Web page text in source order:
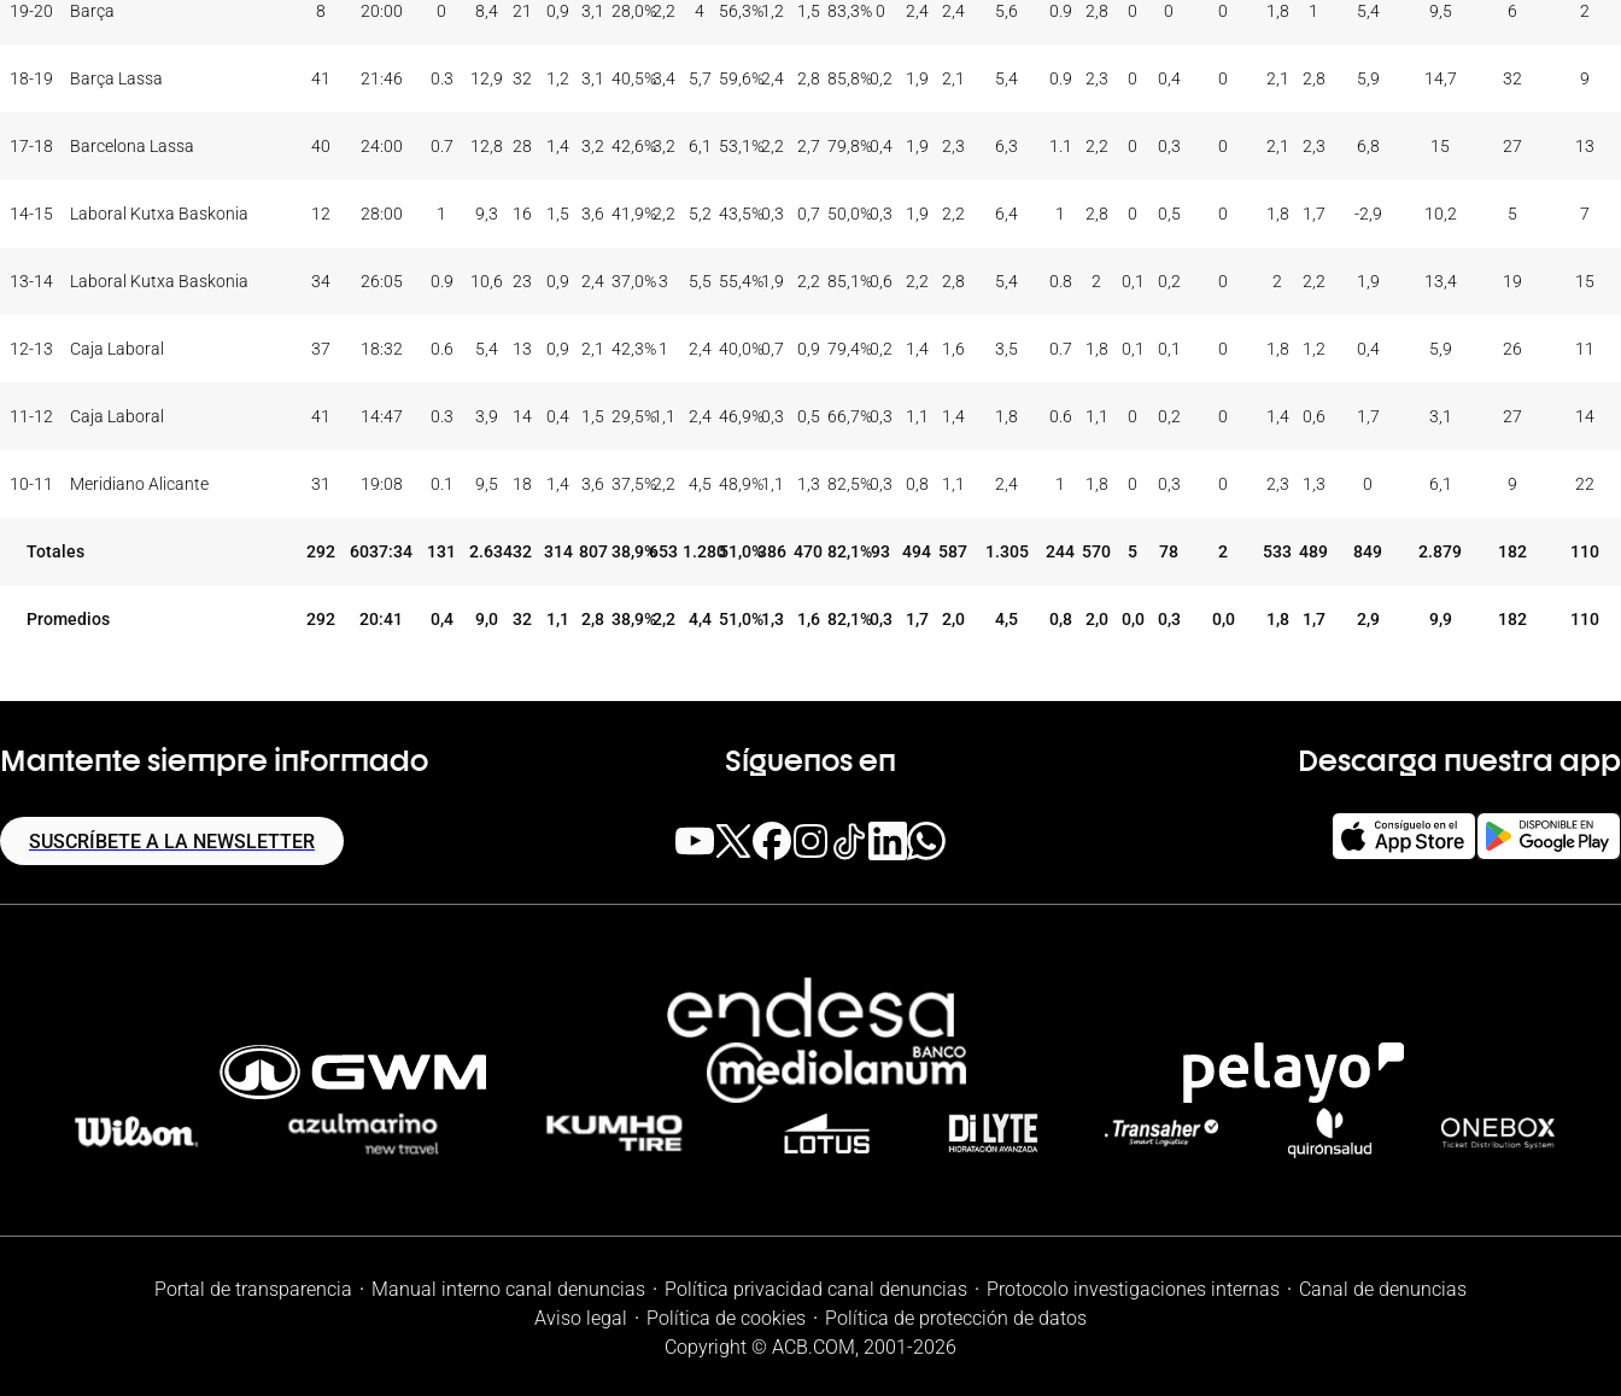
19-20 Barça 8 20:00 0 8,4 21 0,9 3,1 28,0%2,2 4 56,3%1,2 1,5 83,3%0 2,4 2,4 5,6 0.9 2,8 0 0 0 1,8 1 5,4 9,5 6 2
18-19 Barça Lassa 41 21:46 0.3 12,9 32 1,2 3,1 40,5%3,4 5,7 59,6%2,4 2,8 85,8%0,2 1,9 2,1 5,4 0.9 2,3 0 0,4 0 2,1 2,8 5,9 14,7 32 9
17-18 Barcelona Lassa 40 24:00 0.7 12,8 28 1,4 3,2 42,6%3,2 6,1 53,1%2,2 2,7 79,8%0,4 1,9 2,3 6,3 1.1 2,2 0 0,3 0 2,1 2,3 6,8 15 27 13
14-15 Laboral Kutxa Baskonia 12 28:00 1 9,3 16 1,5 3,6 41,9%2,2 5,2 43,5%0,3 0,7 50,0%0,3 1,9 2,2 6,4 1 2,8 0 0,5 0 1,8 1,7 -2,9 10,2 5 7
13-14 Laboral Kutxa Baskonia 34 26:05 0.9 10,6 23 0,9 2,4 37,0%3 5,5 55,4%1,9 2,2 85,1%0,6 2,2 2,8 5,4 0.8 2 0,1 0,2 0 2 2,2 1,9 13,4 19 15
12-13 Caja Laboral 37 18:32 0.6 5,4 13 0,9 2,1 42,3%1 2,4 40,0%0,7 0,9 79,4%0,2 1,4 1,6 3,5 0.7 1,8 0,1 0,1 0 1,8 1,2 0,4 5,9 26 11
11-12 Caja Laboral 41 14:47 0.3 3,9 14 0,4 1,5 29,5%1,1 2,4 46,9%0,3 0,5 66,7%0,3 1,1 1,4 1,8 0.6 1,1 0 0,2 0 1,4 0,6 1,7 3,1 27 14
10-11 Meridiano Alicante 31 19:08 0.1 9,5 18 1,4 3,6 37,5%2,2 4,5 48,9%1,1 1,3 82,5%0,3 0,8 1,1 2,4 1 1,8 0 0,3 0 2,3 1,3 0 6,1 9 22
Totales 292 6037:34 131 2.63432 314 807 38,9%653 1.28051,0%386 470 82,1%93 494 587 1.305 244 570 5 78 2 533 489 849 2.879 182 110
Promedios 292 20:41 0,4 9,0 32 1,1 2,8 38,9%2,2 4,4 51,0%1,3 1,6 82,1%0,3 1,7 2,0 4,5 0,8 2,0 0,0 0,3 0,0 1,8 1,7 2,9 9,9 182 110
Mantente siempre informado
SUSCRÍBETE A LA NEWSLETTER
Síguenos en Descarga nuestra app
Portal de transparencia Manual interno canal denuncias Política privacidad canal denuncias Protocolo investigaciones internas
Canal de denuncias
Aviso legal
Política de cookies
Política de protección de datos
Copyright © ACB.COM, 2001-2026